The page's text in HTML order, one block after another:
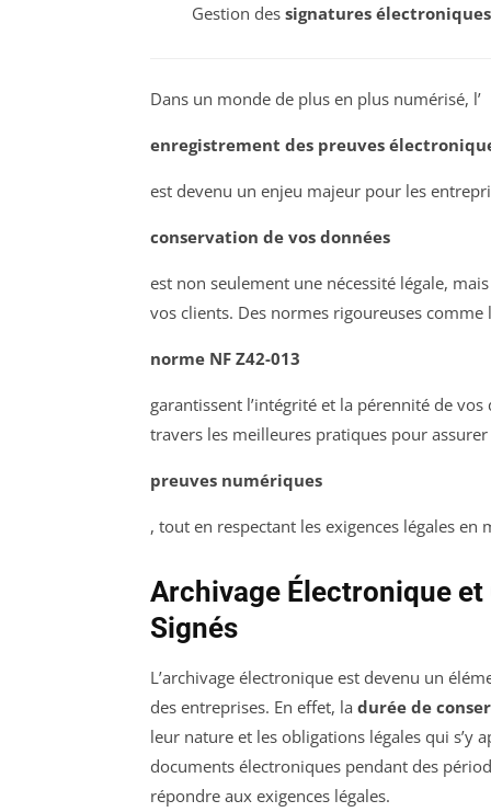
Gestion des signatures électroniques
Dans un monde de plus en plus numérisé, l’
enregistrement des preuves
est devenu un enjeu majeur pour les
conservation de vos données
est non seulement une nécessité légale,
vos clients. Des normes rigoureuses comme
norme NF Z42-013
garantissent l’intégrité et la pérennité de
travers les meilleures pratiques pour
preuves numériques
, tout en respectant les exigences légales en
Archivage Électronique
Signés
L’archivage électronique est devenu un
des entreprises. En effet, la durée de
leur nature et les obligations légales qui s’y
documents électroniques pendant des
répondre aux exigences légales.